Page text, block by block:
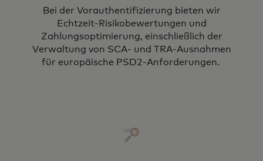
Bei der Vorauthentifizierung bieten wir
Echtzeit-Risikobewertungen und
Zahlungsoptimierung, einschließlich der
Verwaltung von SCA- und TRA-Ausnahmen
für europäische PSD2-Anforderungen.